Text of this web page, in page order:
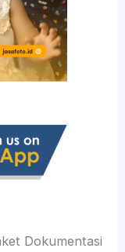
Dokumentasi